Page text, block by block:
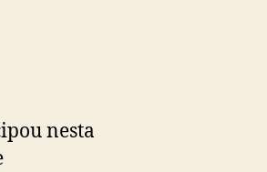
nesta